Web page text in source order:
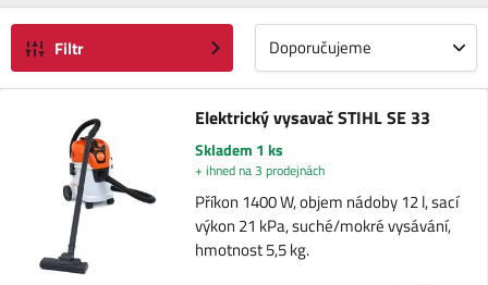
Filtr Doporučujeme
Elektrický vysavač STIHL SE 33
Skladem 1 ks
+ ihned na 3 prodejnách
Příkon 1400 W, objem nádoby 12 l, sací
výkon 21 kPa, suché/mokré vysávání,
hmotnost 5,5 kg.